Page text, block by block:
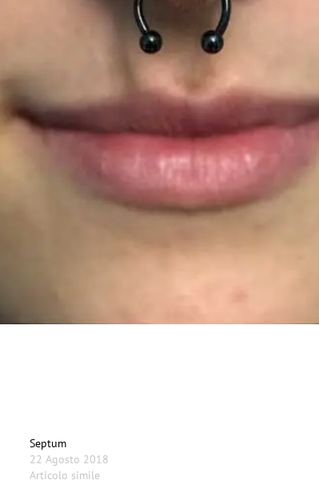
Septum
22 Agosto 2018
Articolo simile